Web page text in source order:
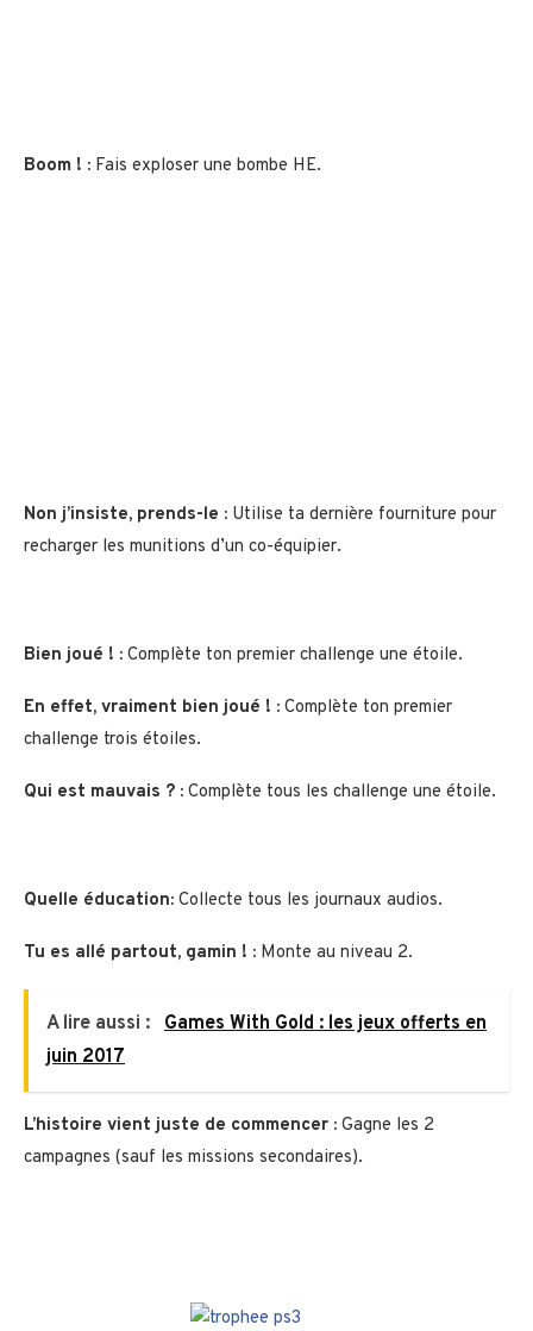
Boom ! : Fais exploser une bombe HE.
Non j’insiste, prends-le : Utilise ta dernière fourniture pour
recharger les munitions d’un co-équipier.
Bien joué ! : Complète ton premier challenge une étoile.
En effet, vraiment bien joué ! : Complète ton premier
challenge trois étoiles.
Qui est mauvais ? : Complète tous les challenge une étoile.
Quelle éducation: Collecte tous les journaux audios.
Tu es allé partout, gamin ! : Monte au niveau 2.
A lire aussi :
Games With Gold : les jeux offerts en
juin 2017
L’histoire vient juste de commencer : Gagne les 2
campagnes (sauf les missions secondaires).